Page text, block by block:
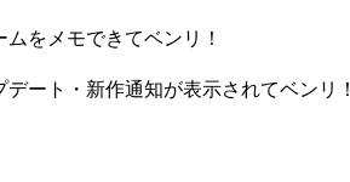
をメモできてベンリ！
ート・新作通知が表示されてベンリ！